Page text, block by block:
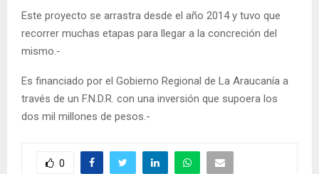
Este proyecto se arrastra desde el año 2014 y tuvo que
recorrer muchas etapas para llegar a la concreción del
mismo.-
Es financiado por el Gobierno Regional de La Araucanía a
través de un F.N.D.R. con una inversión que supoera los
dos mil millones de pesos.-
0